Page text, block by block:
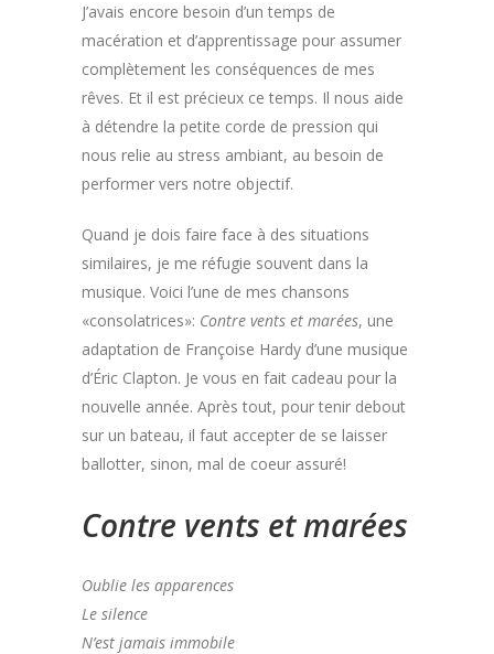
J’avais encore besoin d’un temps de
macération et d’apprentissage pour assumer
complètement les conséquences de mes
rêves. Et il est précieux ce temps. Il nous aide
à détendre la petite corde de pression qui
nous relie au stress ambiant, au besoin de
performer vers notre objectif.
Quand je dois faire face à des situations
similaires, je me réfugie souvent dans la
musique. Voici l’une de mes chansons
«consolatrices»: Contre vents et marées, une
adaptation de Françoise Hardy d’une musique
d’Éric Clapton. Je vous en fait cadeau pour la
nouvelle année. Après tout, pour tenir debout
sur un bateau, il faut accepter de se laisser
ballotter, sinon, mal de coeur assuré!
Contre vents et marées
Oublie les apparences
Le silence
N’est jamais immobile